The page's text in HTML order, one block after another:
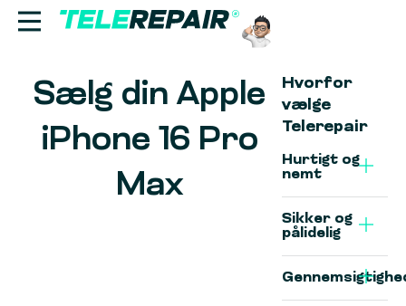
Reparation
Sælg
Sælg din Apple
iPhone 16 Pro
Max
Hvorfor
vælge
Telerepair
Hurtigt og
nemt
Sikker og
pålidelig